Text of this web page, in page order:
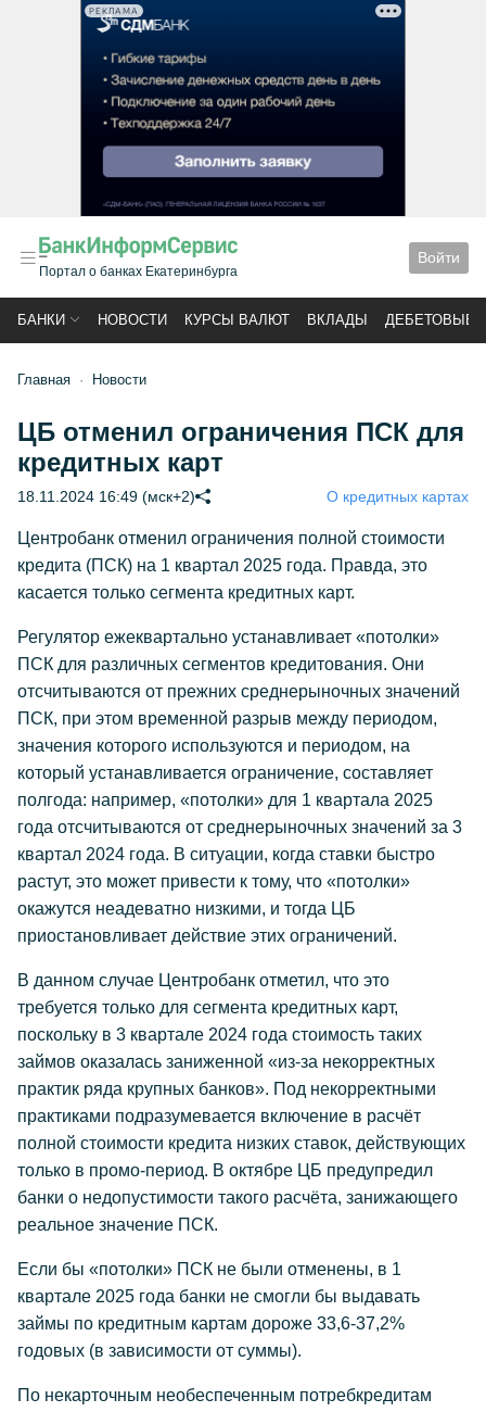
РЕКЛАМА
Портал о банках Екатеринбурга
Войти
БАНКИ НОВОСТИ КУРСЫ ВАЛЮТ ВКЛАДЫ ДЕБЕТОВЫЕ
Главная Новости
ЦБ отменил ограничения ПСК для
кредитных карт
18.11.2024 16:49 (мск+2) О кредитных картах
Центробанк отменил ограничения полной стоимости
кредита (ПСК) на 1 квартал 2025 года. Правда, это
касается только сегмента кредитных карт.
Регулятор ежеквартально устанавливает «потолки»
ПСК для различных сегментов кредитования. Они
отсчитываются от прежних среднерыночных значений
ПСК, при этом временной разрыв между периодом,
значения которого используются и периодом, на
который устанавливается ограничение, составляет
полгода: например, «потолки» для 1 квартала 2025
года отсчитываются от среднерыночных значений за 3
квартал 2024 года. В ситуации, когда ставки быстро
растут, это может привести к тому, что «потолки»
окажутся неадеватно низкими, и тогда ЦБ
приостановливает действие этих ограничений.
В данном случае Центробанк отметил, что это
требуется только для сегмента кредитных карт,
поскольку в 3 квартале 2024 года стоимость таких
займов оказалась заниженной «из-за некорректных
практик ряда крупных банков». Под некорректными
практиками подразумевается включение в расчёт
полной стоимости кредита низких ставок, действующих
только в промо-период. В октябре ЦБ предупредил
банки о недопустимости такого расчёта, занижающего
реальное значение ПСК.
Если бы «потолки» ПСК не были отменены, в 1
квартале 2025 года банки не смогли бы выдавать
займы по кредитным картам дороже 33,6-37,2%
годовых (в зависимости от суммы).
По некарточным необеспеченным потребкредитам